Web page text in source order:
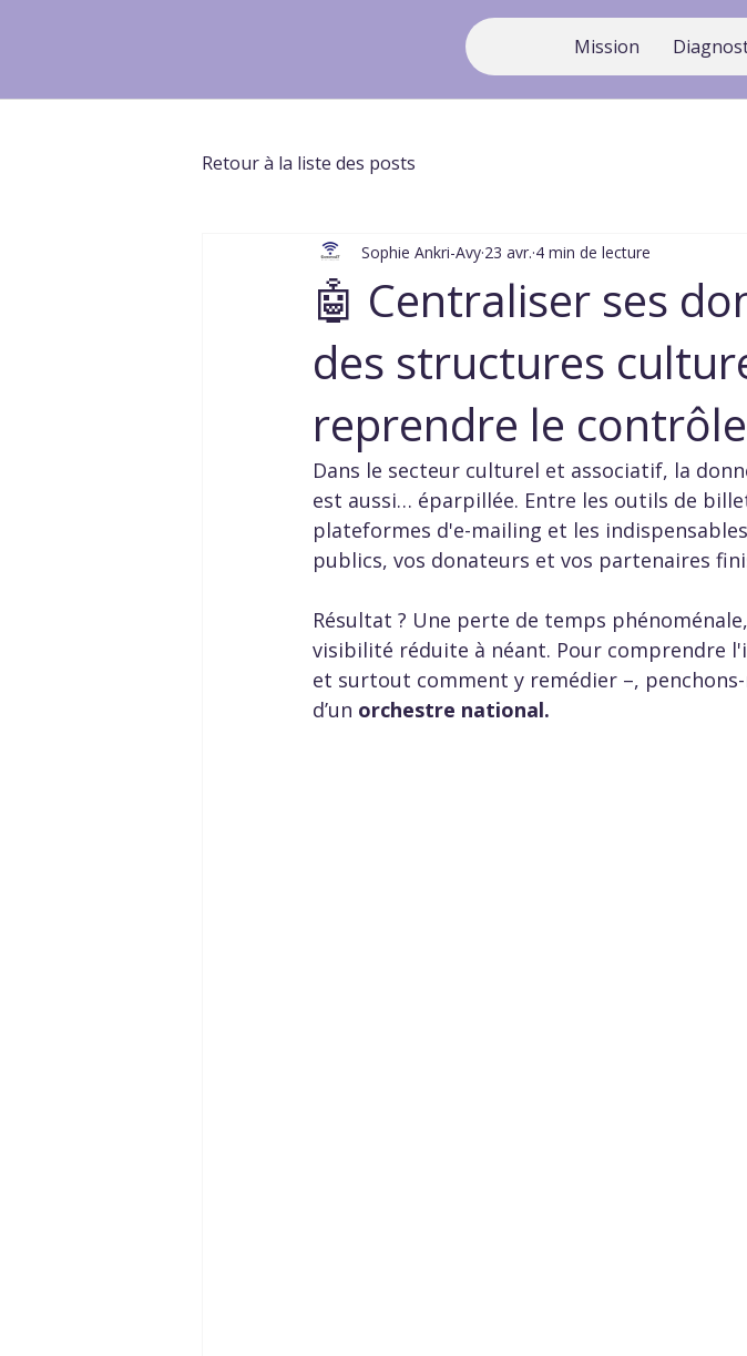
Mission
🤖 Centraliser ses
des structures
reprendre le
Sophie Ankri-Avy 23 avr. 4 min de lecture
Dans le secteur culturel et associatif, la
est aussi… éparpillée. Entre les outils de
plateformes d'e-mailing et les
publics, vos donateurs et vos partenaires
Résultat ? Une perte de temps
visibilité réduite à néant. Pour comprendre
et surtout comment y remédier –,
d’un orchestre national.